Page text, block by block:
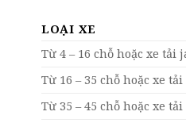
LOẠI XE
Từ 4 – 16 chỗ hoặc xe tải
Từ 16 – 35 chỗ hoặc xe
Từ 35 – 45 chỗ hoặc xe